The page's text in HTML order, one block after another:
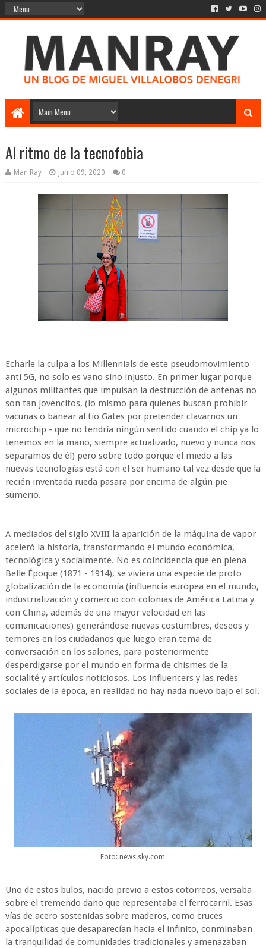
Al ritmo de la tecnofobia
Man Ray junio 09, 2020 0
Echarle la culpa a los Millennials de este pseudomovimiento
anti 5G, no solo es vano sino injusto. En primer lugar porque
algunos militantes que impulsan la destrucción de antenas no
son tan jovencitos, (lo mismo para quienes buscan prohibir
vacunas o banear al tio Gates por pretender clavarnos un
microchip - que no tendría ningún sentido cuando el chip ya lo
tenemos en la mano, siempre actualizado, nuevo y nunca nos
separamos de él) pero sobre todo porque el miedo a las
nuevas tecnologías está con el ser humano tal vez desde que la
recién inventada rueda pasara por encima de algún pie
sumerio.
A mediados del siglo XVIII la aparición de la máquina de vapor
aceleró la historia, transformando el mundo económica,
tecnológica y socialmente. No es coincidencia que en plena
Belle Époque (1871 - 1914), se viviera una especie de proto
globalización de la economía (influencia europea en el mundo,
industrialización y comercio con colonias de América Latina y
con China, además de una mayor velocidad en las
comunicaciones) generándose nuevas costumbres, deseos y
temores en los ciudadanos que luego eran tema de
conversación en los salones, para posteriormente
desperdigarse por el mundo en forma de chismes de la
socialité y artículos noticiosos. Los influencers y las redes
sociales de la época, en realidad no hay nada nuevo bajo el sol.
Foto: news.sky.com
Uno de estos bulos, nacido previo a estos cotorreos, versaba
sobre el tremendo daño que representaba el ferrocarril. Esas
vías de acero sostenidas sobre maderos, como cruces
apocalípticas que desaparecían hacia el infinito, conminaban
la tranquilidad de comunidades tradicionales y amenazaban